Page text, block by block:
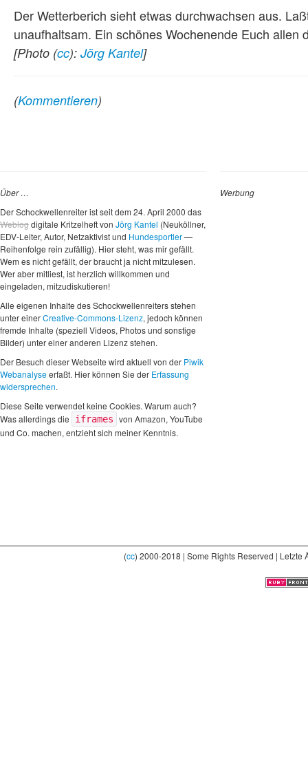
Der Wetterberich sieht etwas durchwachsen aus.
unaufhaltsam. Ein schönes Wochenende Euch
[Photo (cc): Jörg Kantel]
(Kommentieren)
Über …
Der Schockwellenreiter ist seit dem 24. April 2000 das
Weblogdigitale Kritzelheft von Jörg Kantel (Neuköllner,
EDV-Leiter, Autor, Netzaktivist und Hundesportler—
Reihenfolge rein zufällig). Hier steht, was mir gefällt.
Wem es nicht gefällt, der braucht ja nicht mitzulesen.
Wer aber mitliest, ist herzlich willkommen und
eingeladen, mitzudiskutieren!
Alle eigenen Inhalte des Schockwellenreiters stehen
unter einerCreative-Commons-Lizenz, jedoch können
fremde Inhalte (speziell Videos, Photos und sonstige
Bilder) unter einer anderen Lizenz stehen.
Der Besuch dieser Webseite wird aktuell von der Piwik
Webanalyseerfaßt. Hier können Sie der Erfassung
widersprechen.
Diese Seite verwendet keine Cookies. Warum auch?
Was allerdings die
iframes von Amazon, YouTube
und Co. machen, entzieht sich meiner Kenntnis.
Werbung
(cc) 2000-2018 | Some Rights Reserved |